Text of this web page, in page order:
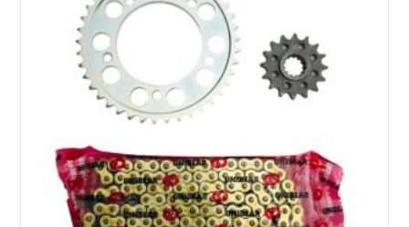
AGGIUNGI AL CARRELLO